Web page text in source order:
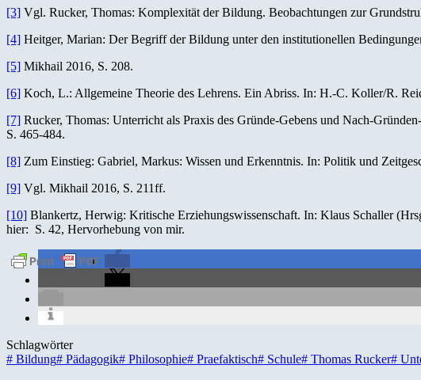
[3] Vgl. Rucker, Thomas: Komplexität der Bildung. Beobachtungen zur
[4] Heitger, Marian: Der Begriff der Bildung unter den institutionellen
[5] Mikhail 2016, S. 208.
[6] Koch, L.: Allgemeine Theorie des Lehrens. Ein Abriss. In: H.-C. Koller/R.
[7] Rucker, Thomas: Unterricht als Praxis des Gründe-Gebens und Nach-
S. 465-484.
[8] Zum Einstieg: Gabriel, Markus: Wissen und Erkenntnis. In: Politik und
[9] Vgl. Mikhail 2016, S. 211ff.
[10] Blankertz, Herwig: Kritische Erziehungswissenschaft. In: Klaus Schaller
hier: S. 42, Hervorhebung von mir.
Schlagwörter
# Bildung# Pädagogik# Philosophie# Praefaktisch# Schule# Thomas Rucker#